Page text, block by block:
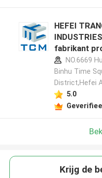
HEFEI
fabrikant
NO.6669
Binhu Time
District,Hefei
5.0
Krijg de